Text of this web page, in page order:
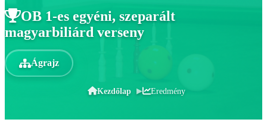
OB 1-es egyéni, szeparált
magyarbiliárd verseny
Ágrajz
Kezdőlap Eredmény